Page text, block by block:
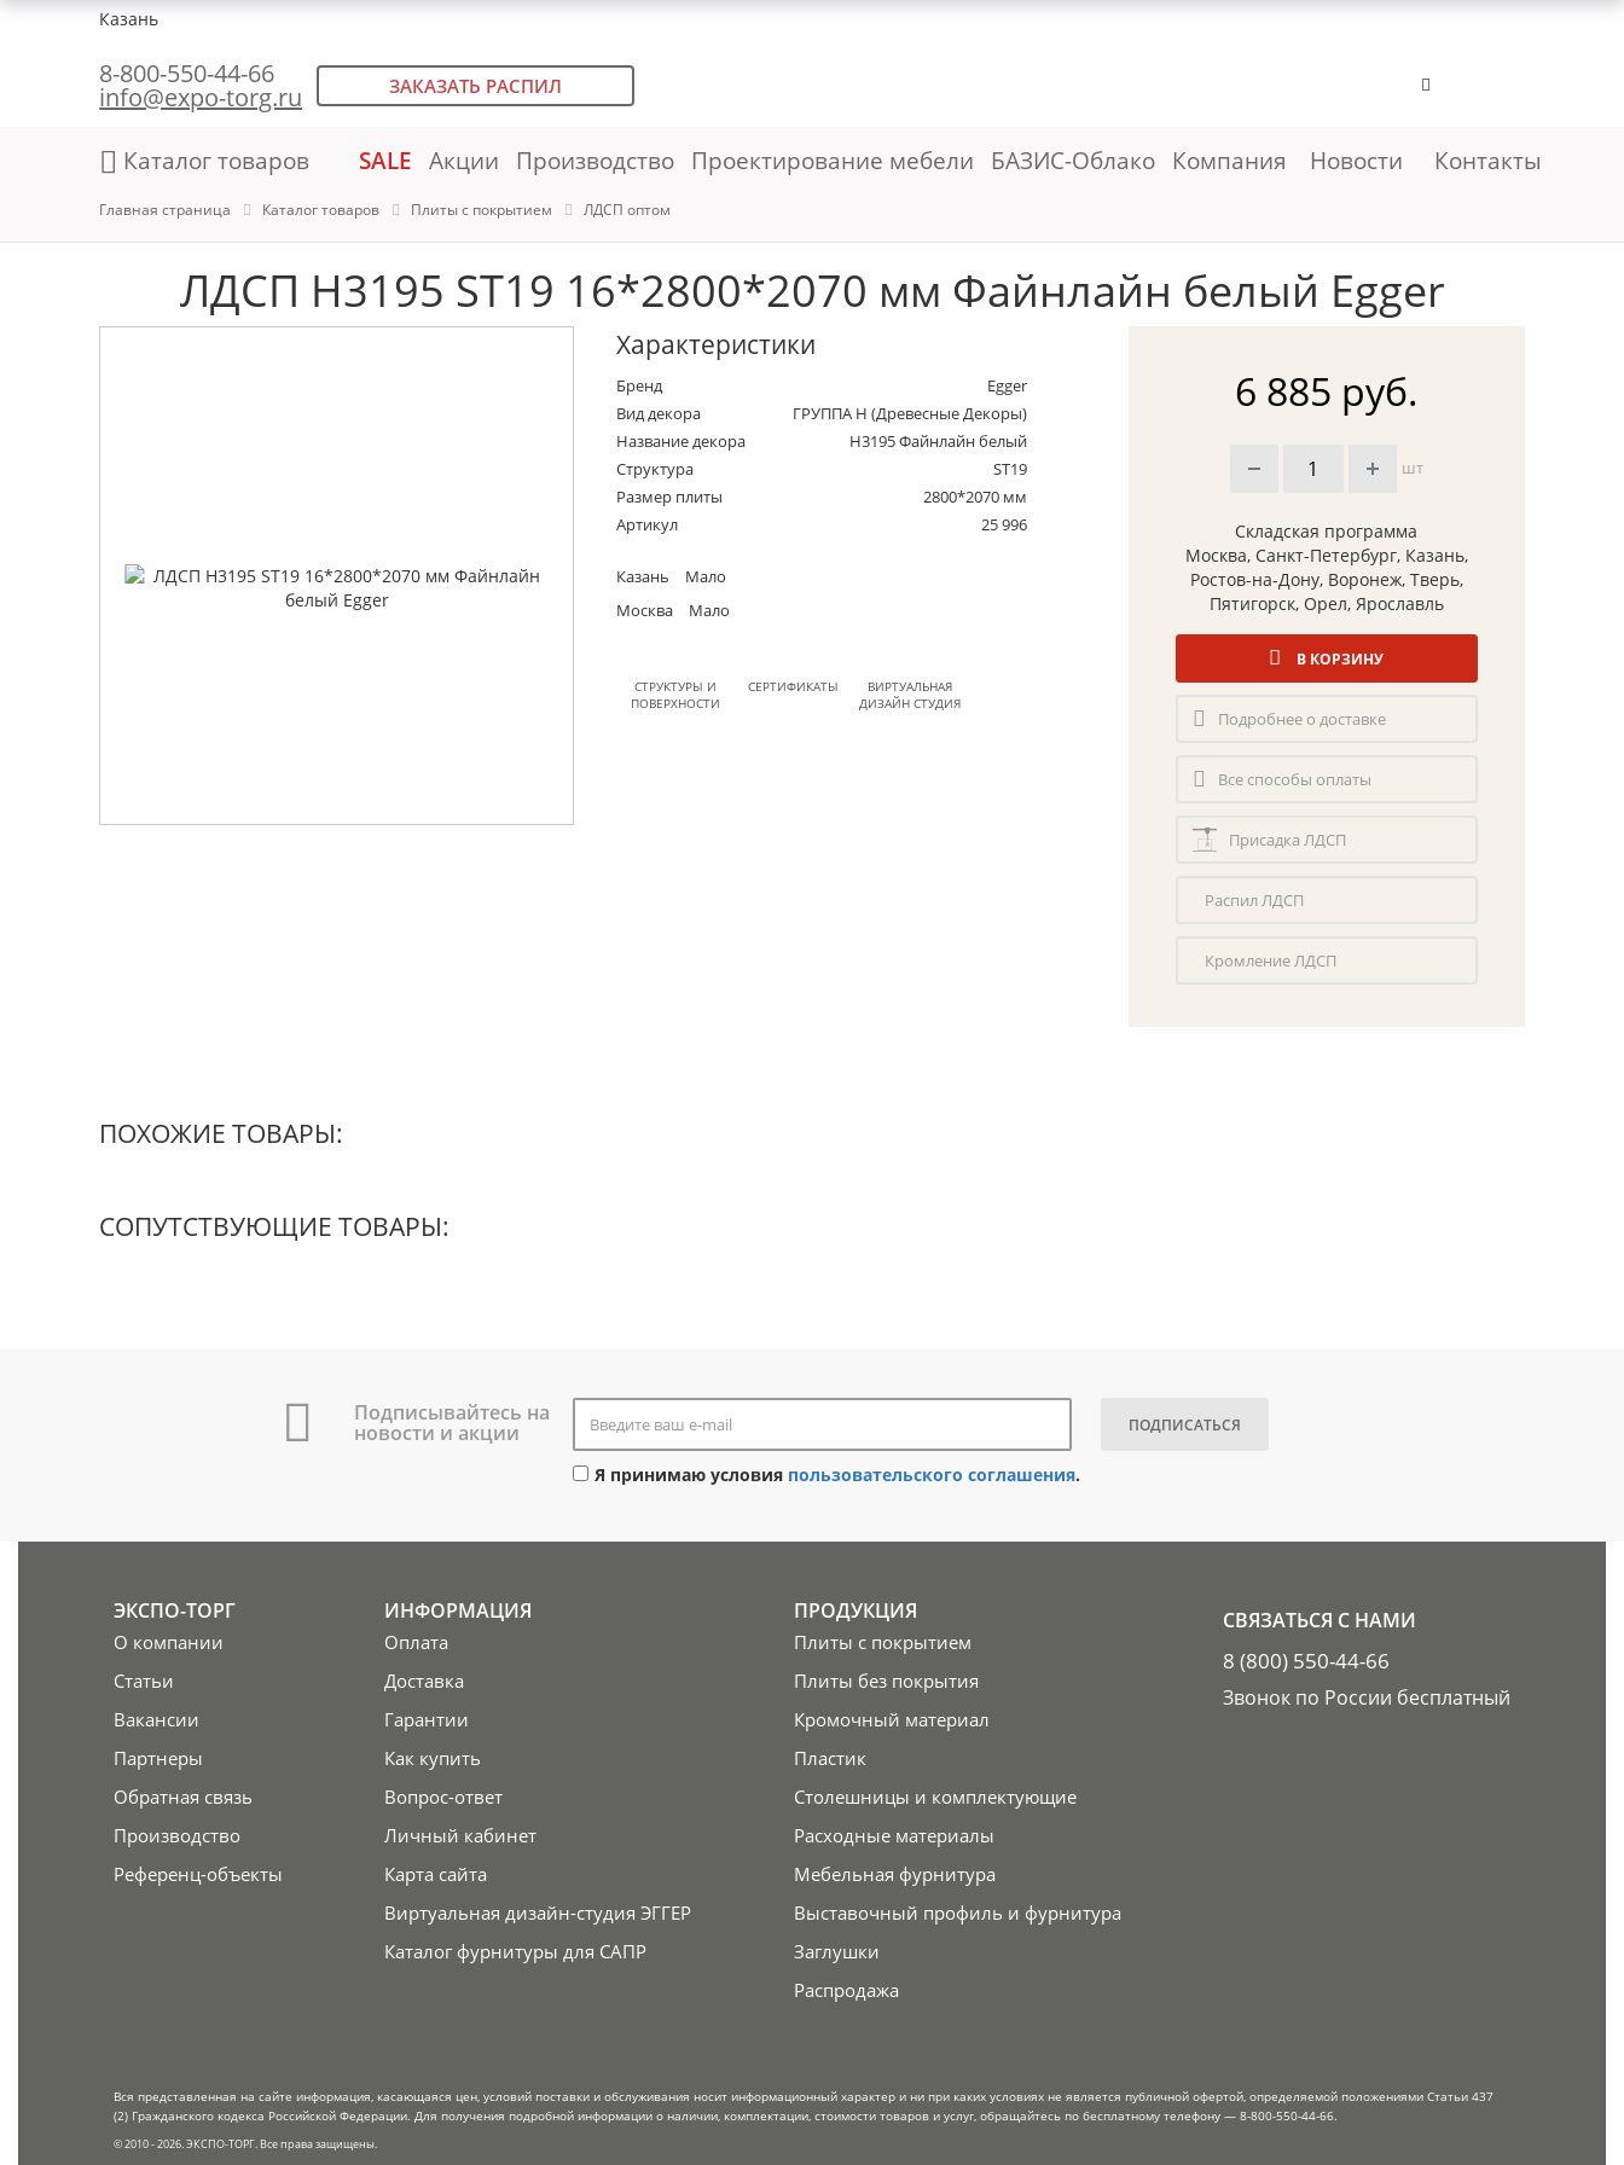
Казань
8-800-550-44-66
info@expo-torg.ru ЗАКАЗАТЬ РАСПИЛ
Каталог товаров SALE Акции Производство Проектирование мебели БАЗИС-Облако Компания Новости Контакты
Главная страница Каталог товаров Плиты с покрытием ЛДСП оптом
ЛДСП H3195 ST19 16*2800*2070 мм Файнлайн белый Egger
Характеристики
Бренд
Egger
Вид декора
ГРУППА Н (Древесные Декоры)
Название декора
H3195 Файнлайн белый
Структура
ST19
Размер плиты
2800*2070 мм
Артикул
25 996
Казань
Мало
Москва
Мало
СТРУКТУРЫ И
ПОВЕРХНОСТИ
СЕРТИФИКАТЫ
ВИРТУАЛЬНАЯ
ДИЗАЙН СТУДИЯ
6 885 руб.
шт
Складская программа
Москва, Санкт-Петербург, Казань,
Ростов-на-Дону, Воронеж, Тверь,
Пятигорск, Орел, Ярославль
В КОРЗИНУ
Подробнее о доставке
Все способы оплаты
Присадка ЛДСП
Распил ЛДСП
Кромление ЛДСП
ПОХОЖИЕ ТОВАРЫ:
СОПУТСТВУЮЩИЕ ТОВАРЫ:
Подписывайтесь на
новости и акции ПОДПИСАТЬСЯ
Я принимаю условия пользовательского соглашения.
ЭКСПО-ТОРГ
О компании
Статьи
Вакансии
Партнеры
Обратная связь
Производство
Референц-объекты
ИНФОРМАЦИЯ
Оплата
Доставка
Гарантии
Как купить
Вопрос-ответ
Личный кабинет
Карта сайта
Виртуальная дизайн-студия ЭГГЕР
Каталог фурнитуры для САПР
ПРОДУКЦИЯ
Плиты с покрытием
Плиты без покрытия
Кромочный материал
Пластик
Столешницы и комплектующие
Расходные материалы
Мебельная фурнитура
Выставочный профиль и фурнитура
Заглушки
Распродажа
СВЯЗАТЬСЯ С НАМИ
8 (800) 550-44-66
Звонок по России бесплатный
Вся представленная на сайте информация, касающаяся цен, условий поставки и обслуживания носит информационный характер и ни при каких условиях не является публичной офертой, определяемой положениями Статьи 437
(2) Гражданского кодекса Российской Федерации. Для получения подробной информации о наличии, комплектации, стоимости товаров и услуг, обращайтесь по бесплатному телефону — 8-800-550-44-66.
© 2010 - 2026. ЭКСПО-ТОРГ. Все права защищены.